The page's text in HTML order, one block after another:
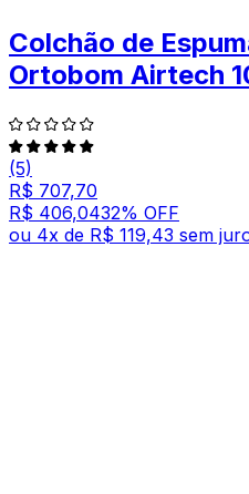
Colchão de
Ortobom Airtech
(5)
R$ 707,70
R$ 406,0432% OFF
ou 4x de R$ 119,43 sem